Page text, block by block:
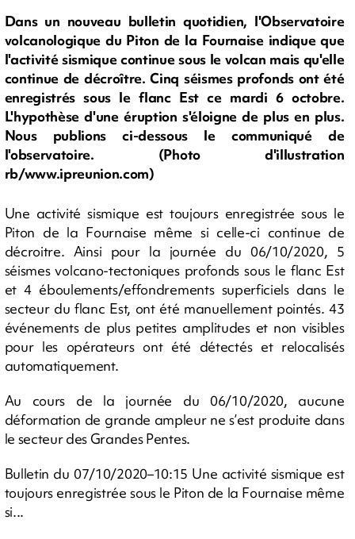
Dans un nouveau bulletin quotidien, l'Observatoire
volcanologique du Piton de la Fournaise indique que
l'activité sismique continue sous le volcan mais qu'elle
continue de décroître. Cinq séismes profonds ont été
enregistrés sous le flanc Est ce mardi 6 octobre.
L'hypothèse d'une éruption s'éloigne de plus en plus.
Nous publions ci-dessous le communiqué de
l'observatoire. (Photo d'illustration
rb/www.ipreunion.com)
Une activité sismique est toujours enregistrée sous le
Piton de la Fournaise même si celle-ci continue de
décroitre. Ainsi pour la journée du 06/10/2020, 5
séismes volcano-tectoniques profonds sous le flanc Est
et 4 éboulements/effondrements superficiels dans le
secteur du flanc Est, ont été manuellement pointés. 43
événements de plus petites amplitudes et non visibles
pour les opérateurs ont été détectés et relocalisés
automatiquement.
Au cours de la journée du 06/10/2020, aucune
déformation de grande ampleur ne s’est produite dans
le secteur des Grandes Pentes.
Bulletin du 07/10/2020–10:15 Une activité sismique est
toujours enregistrée sous le Piton de la Fournaise même
si...